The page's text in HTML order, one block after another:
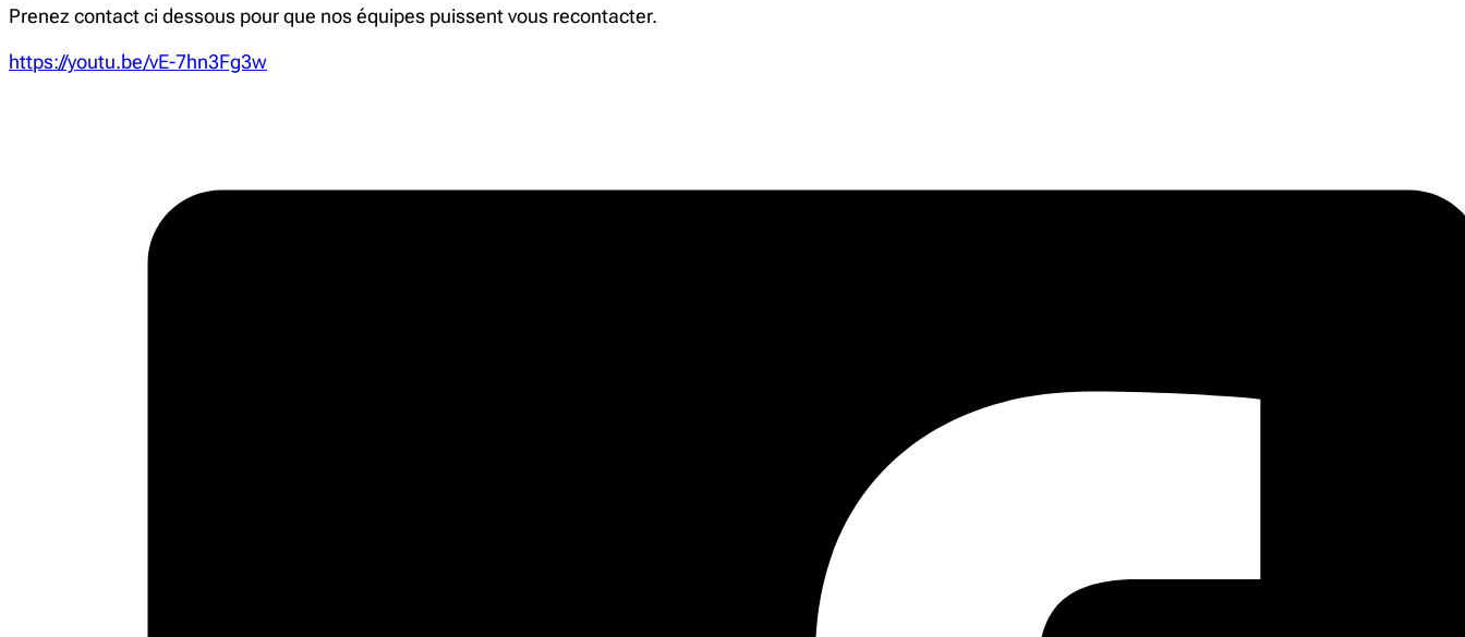
Prenez contact ci dessous pour que nos équipes puissent vous recontacter.
https://youtu.be/vE-7hn3Fg3w